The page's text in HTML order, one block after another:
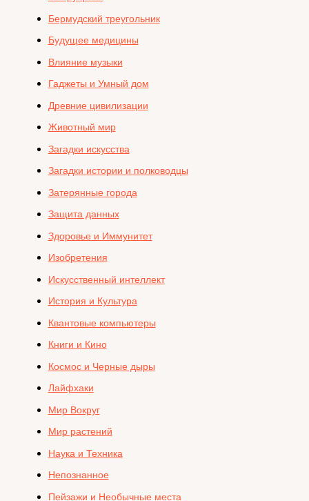
Бермудский треугольник
Будущее медицины
Влияние музыки
Гаджеты и Умный дом
Древние цивилизации
Животный мир
Загадки искусства
Загадки истории и полководцы
Затерянные города
Защита данных
Здоровье и Иммунитет
Изобретения
Искусственный интеллект
История и Культура
Квантовые компьютеры
Книги и Кино
Космос и Черные дыры
Лайфхаки
Мир Вокруг
Мир растений
Наука и Техника
Непознанное
Пейзажи и Необычные места